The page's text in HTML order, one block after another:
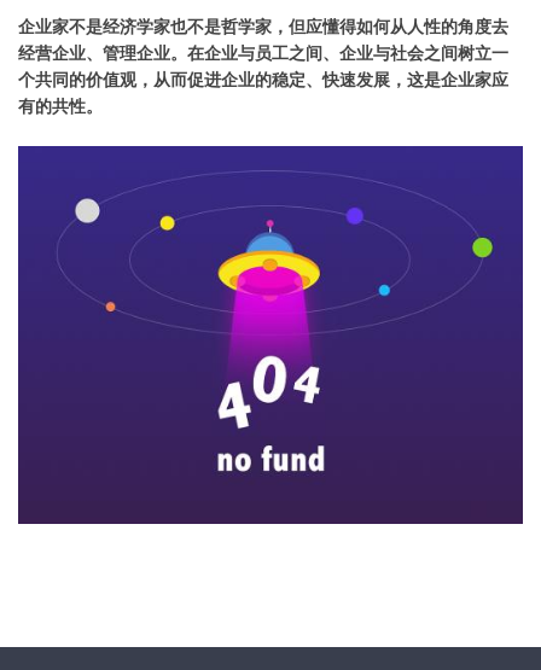
企业家不是经济学家也不是哲学家，但应懂得如何从人性的角度去
经营企业、管理企业。在企业与员工之间、企业与社会之间树立一
个共同的价值观，从而促进企业的稳定、快速发展，这是企业家应
有的共性。